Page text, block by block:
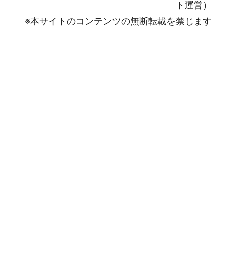
ト運営）
※本サイトのコンテンツの無断転載を禁じます